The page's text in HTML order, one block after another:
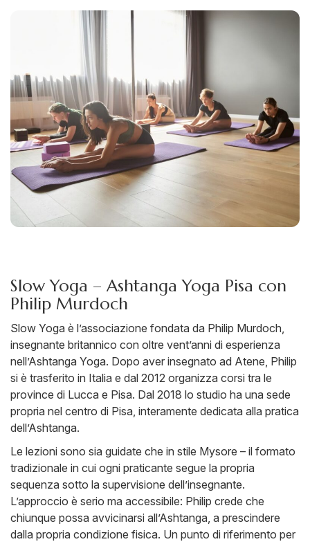
Slow Yoga – Ashtanga Yoga Pisa con
Philip Murdoch
Slow Yoga è l’associazione fondata da Philip Murdoch,
insegnante britannico con oltre vent’anni di esperienza
nell’Ashtanga Yoga. Dopo aver insegnato ad Atene, Philip
si è trasferito in Italia e dal 2012 organizza corsi tra le
province di Lucca e Pisa. Dal 2018 lo studio ha una sede
propria nel centro di Pisa, interamente dedicata alla pratica
dell’Ashtanga.
Le lezioni sono sia guidate che in stile Mysore – il formato
tradizionale in cui ogni praticante segue la propria
sequenza sotto la supervisione dell’insegnante.
L’approccio è serio ma accessibile: Philip crede che
chiunque possa avvicinarsi all’Ashtanga, a prescindere
dalla propria condizione fisica. Un punto di riferimento per